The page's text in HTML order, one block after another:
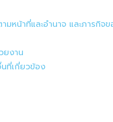
หน้าที่และอำนาจ และภารกิจ
ยงาน
ที่เกี่ยวข้อง